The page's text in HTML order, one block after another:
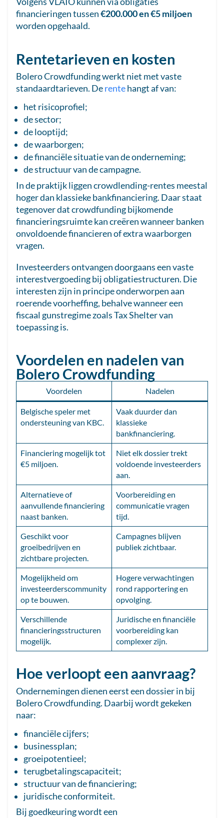
financieringen tussen€200.000 en €5 miljoen
worden opgehaald.
Rentetarieven en kosten
Bolero Crowdfunding werkt niet met vaste
standaardtarieven. Derentehangt af van:
het risicoprofiel;
de sector;
de looptijd;
de waarborgen;
de financiële situatie van de onderneming;
de structuur van de campagne.
In de praktijk liggen crowdlending-rentes meestal
hoger dan klassieke bankfinanciering. Daar staat
tegenover dat crowdfunding bijkomende
financieringsruimte kan creëren wanneer banken
onvoldoende financieren of extra waarborgen
vragen.
Investeerders ontvangen doorgaans een vaste
interestvergoeding bij obligatiestructuren. Die
interesten zijn in principe onderworpen aan
roerende voorheffing, behalve wanneer een
fiscaal gunstregime zoals Tax Shelter van
toepassing is.
Voordelen en nadelen van
Bolero Crowdfunding
Voordelen Nadelen
Belgische speler met
ondersteuning van KBC.
Vaak duurder dan
klassieke
bankfinanciering.
Financiering mogelijk tot
€5 miljoen.
Niet elk dossier trekt
voldoende investeerders
aan.
Alternatieve of
aanvullende financiering
naast banken.
Voorbereiding en
communicatie vragen
tijd.
Geschikt voor
groeibedrijven en
zichtbare projecten.
Campagnes blijven
publiek zichtbaar.
Mogelijkheid om
investeerderscommunity
op te bouwen.
Hogere verwachtingen
rond rapportering en
opvolging.
Verschillende
financieringsstructuren
mogelijk.
Juridische en financiële
voorbereiding kan
complexer zijn.
Hoe verloopt een aanvraag?
Ondernemingen dienen eerst een dossier in bij
Bolero Crowdfunding. Daarbij wordt gekeken
naar:
financiële cijfers;
businessplan;
groeipotentieel;
terugbetalingscapaciteit;
structuur van de financiering;
juridische conformiteit.
Bij goedkeuring wordt een